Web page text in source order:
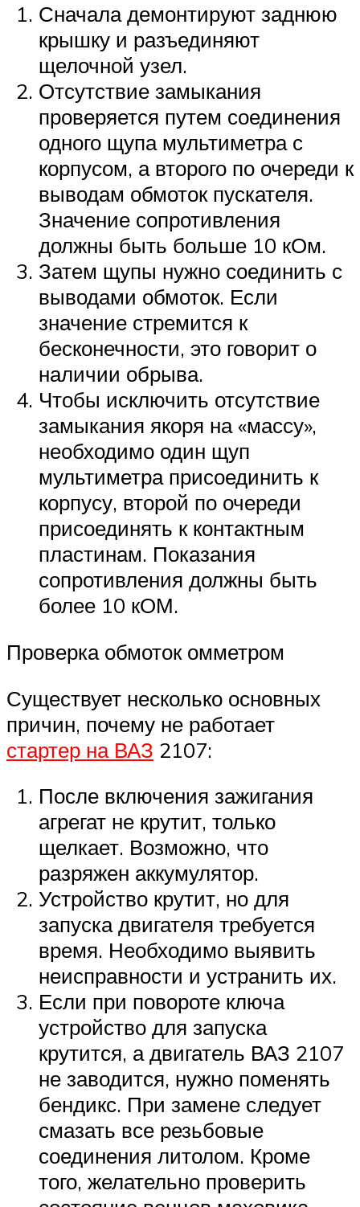
Сначала демонтируют заднюю
крышку и разъединяют
щелочной узел.
Отсутствие замыкания
проверяется путем соединения
одного щупа мультиметра с
корпусом, а второго по очереди к
выводам обмоток пускателя.
Значение сопротивления
должны быть больше 10 кОм.
Затем щупы нужно соединить с
выводами обмоток. Если
значение стремится к
бесконечности, это говорит о
наличии обрыва.
Чтобы исключить отсутствие
замыкания якоря на «массу»,
необходимо один щуп
мультиметра присоединить к
корпусу, второй по очереди
присоединять к контактным
пластинам. Показания
сопротивления должны быть
более 10 кОМ.
Проверка обмоток омметром
Существует несколько основных
причин, почему не работает
стартер на ВАЗ 2107:
После включения зажигания
агрегат не крутит, только
щелкает. Возможно, что
разряжен аккумулятор.
Устройство крутит, но для
запуска двигателя требуется
время. Необходимо выявить
неисправности и устранить их.
Если при повороте ключа
устройство для запуска
крутится, а двигатель ВАЗ 2107
не заводится, нужно поменять
бендикс. При замене следует
смазать все резьбовые
соединения литолом. Кроме
того, желательно проверить